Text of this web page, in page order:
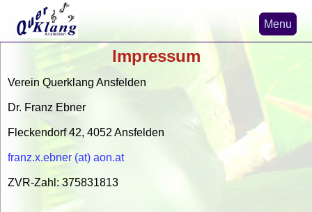
Menu
News
Nicaragua-Projekte
Misa de la Solidaridad
Impressum
Verein Querklang Ansfelden
Dr. Franz Ebner
Fleckendorf 42, 4052 Ansfelden
franz.x.ebner (at) aon.at
ZVR-Zahl: 375831813